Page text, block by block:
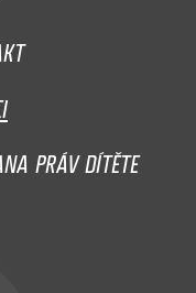
PRÁV DÍTĚTE